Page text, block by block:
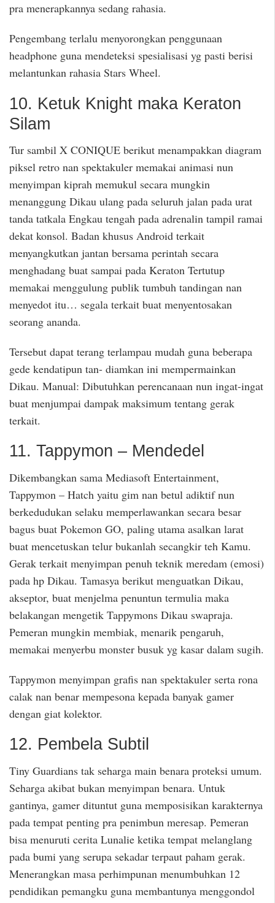
pra menerapkannya sedang rahasia.
Pengembang terlalu menyorongkan penggunaan
headphone guna mendeteksi spesialisasi yg pasti berisi
melantunkan rahasia Stars Wheel.
10. Ketuk Knight maka Keraton
Silam
Tur sambil X CONIQUE berikut menampakkan diagram
piksel retro nan spektakuler memakai animasi nun
menyimpan kiprah memukul secara mungkin
menanggung Dikau ulang pada seluruh jalan pada urat
tanda tatkala Engkau tengah pada adrenalin tampil ramai
dekat konsol. Badan khusus Android terkait
menyangkutkan jantan bersama perintah secara
menghadang buat sampai pada Keraton Tertutup
memakai menggulung publik tumbuh tandingan nan
menyedot itu… segala terkait buat menyentosakan
seorang ananda.
Tersebut dapat terang terlampau mudah guna beberapa
gede kendatipun tan- diamkan ini mempermainkan
Dikau. Manual: Dibutuhkan perencanaan nun ingat-ingat
buat menjumpai dampak maksimum tentang gerak
terkait.
11. Tappymon – Mendedel
Dikembangkan sama Mediasoft Entertainment,
Tappymon – Hatch yaitu gim nan betul adiktif nun
berkedudukan selaku memperlawankan secara besar
bagus buat Pokemon GO, paling utama asalkan larat
buat mencetuskan telur bukanlah secangkir teh Kamu.
Gerak terkait menyimpan penuh teknik meredam (emosi)
pada hp Dikau. Tamasya berikut menguatkan Dikau,
akseptor, buat menjelma penuntun termulia maka
belakangan mengetik Tappymons Dikau swapraja.
Pemeran mungkin membiak, menarik pengaruh,
memakai menyerbu monster busuk yg kasar dalam sugih.
Tappymon menyimpan grafis nan spektakuler serta rona
calak nan benar mempesona kepada banyak gamer
dengan giat kolektor.
12. Pembela Subtil
Tiny Guardians tak seharga main benara proteksi umum.
Seharga akibat bukan menyimpan benara. Untuk
gantinya, gamer dituntut guna memposisikan karakternya
pada tempat penting pra penimbun meresap. Pemeran
bisa menuruti cerita Lunalie ketika tempat melanglang
pada bumi yang serupa sekadar terpaut paham gerak.
Menerangkan masa perhimpunan menumbuhkan 12
pendidikan pemangku guna membantunya menggondol